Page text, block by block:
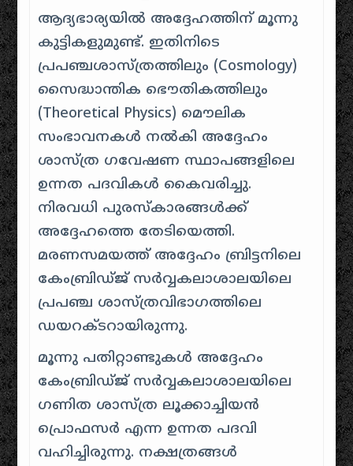
ആദ്യഭാര്യയിൽ അദ്ദേഹത്തിന് മൂന്നു
കുട്ടികളുമുണ്ട്. ഇതിനിടെ
പ്രപഞ്ചശാസ്ത്രത്തിലും (Cosmology)
സൈദ്ധാന്തിക ഭൌതികത്തിലും
(Theoretical Physics) മൌലിക
സംഭാവനകൾ നൽകി അദ്ദേഹം
ശാസ്ത്ര ഗവേഷണ സ്ഥാപങ്ങളിലെ
ഉന്നത പദവികൾ കൈവരിച്ചു.
നിരവധി പുരസ്കാരങ്ങൾക്ക്
അദ്ദേഹത്തെ തേടിയെത്തി.
മരണസമയത്ത് അദ്ദേഹം ബ്രിട്ടനിലെ
കേംബ്രിഡ്ജ് സർവ്വകലാശാലയിലെ
പ്രപഞ്ച ശാസ്ത്രവിഭാഗത്തിലെ
ഡയറക്ടറായിരുന്നു.
മൂന്നു പതിറ്റാണ്ടുകൾ അദ്ദേഹം
കേംബ്രിഡ്ജ് സർവ്വകലാശാലയിലെ
ഗണിത ശാസ്ത്ര ലൂക്കാച്ചിയൻ
പ്രൊഫസർ എന്ന ഉന്നത പദവി
വഹിച്ചിരുന്നു. നക്ഷത്രങ്ങൾ